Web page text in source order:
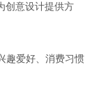
创意设计提供方
趣爱好、消费习惯